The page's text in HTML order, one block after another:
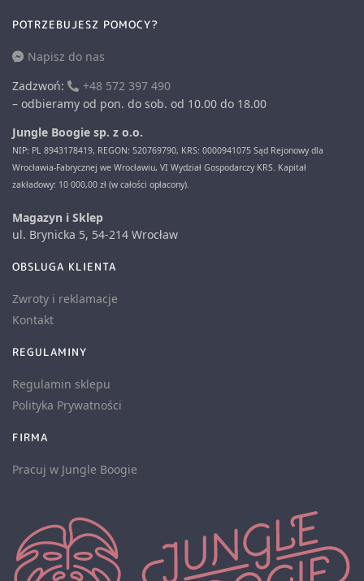
POTRZEBUJESZ POMOCY?
Napisz do nas
Zadzwoń:
+48 572 397 490
– odbieramy od pon. do sob. od 10.00 do 18.00
Jungle Boogie sp. z o.o.
NIP: PL 8943178419, REGON: 520769790, KRS: 0000941075 Sąd Rejonowy dla
Wrocławia-Fabrycznej we Wrocławiu, VI Wydział Gospodarczy KRS. Kapitał
zakładowy: 10 000,00 zł (w całości opłacony).
Magazyn i Sklep
ul. Brynicka 5, 54-214 Wrocław
OBSLUGA KLIENTA
Zwroty i reklamacje
Kontakt
REGULAMINY
Regulamin sklepu
Polityka Prywatności
FIRMA
Pracuj w Jungle Boogie